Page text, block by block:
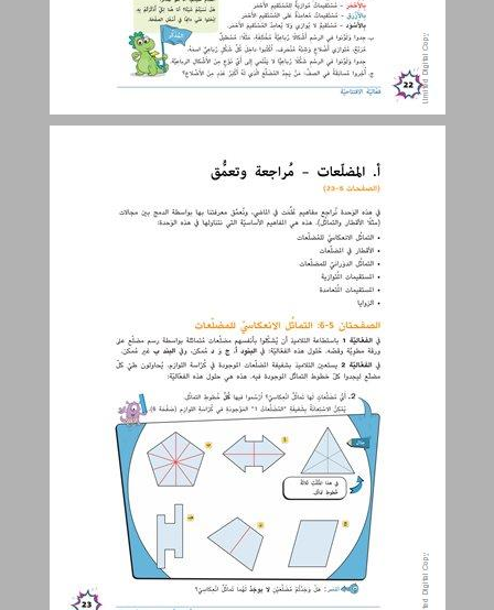
أ. المضلّعات – مراجعة وتعمّق ... 23